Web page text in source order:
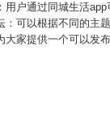
户通过同城生活
可以根据不同的主
家提供一个可以